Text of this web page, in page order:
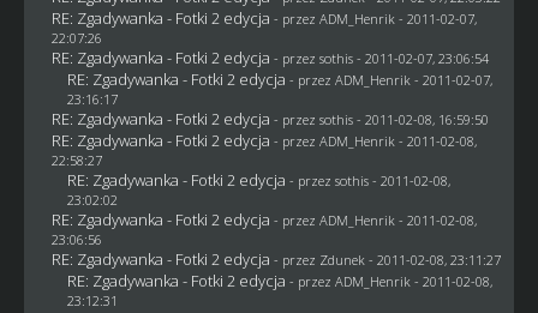
RE: Zgadywanka - Fotki 2 edycja - przez ADM_Henrik - 2011-02-07,
22:07:26
RE: Zgadywanka - Fotki 2 edycja - przez sothis- 2011-02-07, 23:06:54
RE: Zgadywanka - Fotki 2 edycja - przez ADM_Henrik - 2011-02-07,
23:16:17
RE: Zgadywanka - Fotki 2 edycja - przez sothis- 2011-02-08, 16:59:50
RE: Zgadywanka - Fotki 2 edycja - przez ADM_Henrik - 2011-02-08,
22:58:27
RE: Zgadywanka - Fotki 2 edycja - przez sothis- 2011-02-08,
23:02:02
RE: Zgadywanka - Fotki 2 edycja - przez ADM_Henrik - 2011-02-08,
23:06:56
RE: Zgadywanka - Fotki 2 edycja - przez Zdunek - 2011-02-08, 23:11:27
RE: Zgadywanka - Fotki 2 edycja - przez ADM_Henrik - 2011-02-08,
23:12:31